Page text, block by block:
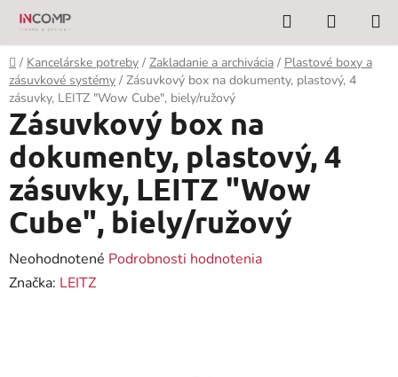
Prejsť
obsah
Hľadať
KOŠÍK
Domov
/ Kancelárske potreby / Zakladanie a archivácia / Plastové boxy a
zásuvkové systémy / Zásuvkový box na dokumenty, plastový, 4
zásuvky, LEITZ "Wow Cube", biely/ružový
Zásuvkový box na
dokumenty, plastový, 4
zásuvky, LEITZ "Wow
Cube", biely/ružový
Priemerné
hodnotenie
Neohodnotené Podrobnosti hodnotenia
Značka: LEITZ